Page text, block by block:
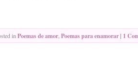
in Poemas de amor Poemas para enamorar| 1